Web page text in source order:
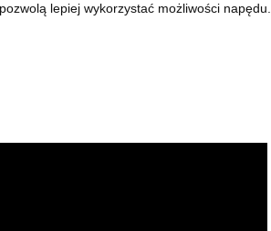
lepiej wykorzystać możliwości napędu.